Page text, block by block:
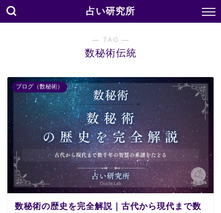
占い研究所
― TAG ―
数秘術伝統
ブログ（数秘術）
数秘術の歴史を完全解説｜古代から現代まで数